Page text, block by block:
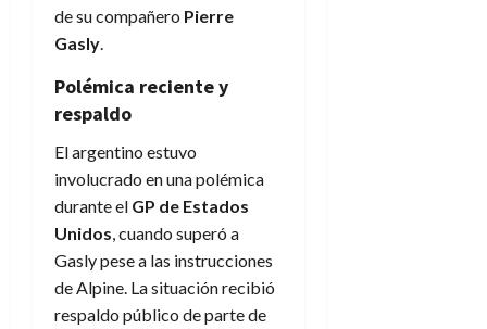
de su compañero Pierre
Gasly.
Polémica reciente y
respaldo
El argentino estuvo
involucrado en una polémica
durante el GP de Estados
Unidos, cuando superó a
Gasly pese a las instrucciones
de Alpine. La situación recibió
respaldo público de parte de